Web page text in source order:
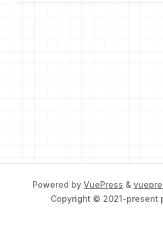
Powered by VuePress &
Copyright © 2021-present